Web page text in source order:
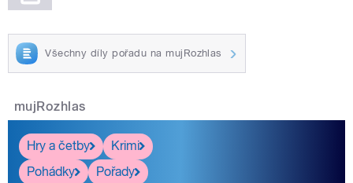
Všechny díly pořadu na mujRozhlas
mujRozhlas
Hry a četby
Krimi
Pohádky
Pořady